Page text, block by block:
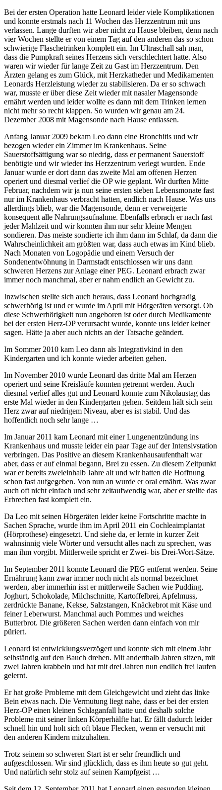
Bei der ersten Operation hatte Leonard leider viele Komplikationen
und konnte erstmals nach 11 Wochen das Herzzentrum mit uns
verlassen. Lange durften wir aber nicht zu Hause bleiben, denn nach
vier Wochen stellte er von einem Tag auf den anderen das so schon
schwierige Flaschetrinken komplett ein. Im Ultraschall sah man,
dass die Pumpkraft seines Herzens sich verschlechtert hatte. Also
waren wir wieder für lange Zeit zu Gast im Herzzentrum. Den
Ärzten gelang es zum Glück, mit Herzkatheder und Medikamenten
Leonards Herzleistung wieder zu stabilisieren. Da er so schwach
war, musste er über diese Zeit wieder mit nasaler Magensonde
ernährt werden und leider wollte es dann mit dem Trinken lernen
nicht mehr so recht klappen. So wurden wir genau am 24.
Dezember 2008 mit Magensonde nach Hause entlassen.
Anfang Januar 2009 bekam Leo dann eine Bronchitis und wir
bezogen wieder ein Zimmer im Krankenhaus. Seine
Sauerstoffsättigung war so niedrig, dass er permanent Sauerstoff
benötigte und wir wieder ins Herzzentrum verlegt wurden. Ende
Januar wurde er dort dann das zweite Mal am offenen Herzen
operiert und diesmal verlief die OP wie geplant. Wir durften Mitte
Februar, nachdem wir ja nun seine ersten sieben Lebensmonate fast
nur im Krankenhaus verbracht hatten, endlich nach Hause. Was uns
allerdings blieb, war die Magensonde, denn er verweigerte
konsequent alle Nahrungsaufnahme. Ebenfalls erbrach er nach fast
jeder Mahlzeit und wir konnten ihm nur sehr kleine Mengen
sondieren. Das meiste sondierte ich ihm dann im Schlaf, da dann die
Wahrscheinlichkeit am größten war, dass auch etwas im Kind blieb.
Nach Monaten von Logopädie und einem Versuch der
Sondenentwöhnung in Darmstadt entschlossen wir uns dann
schweren Herzens zur Anlage einer PEG. Leonard erbrach zwar
immer noch manchmal, aber er nahm endlich an Gewicht zu.
Inzwischen stellte sich auch heraus, dass Leonard hochgradig
schwerhörig ist und er wurde im April mit Hörgeräten versorgt. Ob
diese Schwerhörigkeit nun angeboren ist oder durch Medikamente
bei der ersten Herz-OP verursacht wurde, konnte uns leider keiner
sagen. Hätte ja aber auch nichts an der Tatsache geändert.
Im Sommer 2010 kam Leo dann als Integrativkind in den
Kindergarten und ich konnte wieder arbeiten gehen.
Im November 2010 wurde Leonard das dritte Mal am Herzen
operiert und seine Kreisläufe konnten getrennt werden. Auch
diesmal verlief alles gut und Leonard konnte zum Nikolaustag das
erste Mal wieder in den Kindergarten gehen. Seitdem hält sich sein
Herz zwar auf niedrigem Niveau, aber es ist stabil. Und das
hoffentlich noch sehr lange …
Im Januar 2011 kam Leonard mit einer Lungenentzündung ins
Krankenhaus und musste leider ein paar Tage auf der Intensivstation
verbringen. Das Positive an diesem Krankenhausaufenthalt war
aber, dass er auf einmal begann, Brei zu essen. Zu diesem Zeitpunkt
war er bereits zweieinhalb Jahre alt und wir hatten die Hoffnung
schon fast aufgegeben. Von nun an wurde er oral ernährt. Was zwar
auch oft nicht einfach und sehr zeitaufwendig war, aber er stellte das
Erbrechen fast komplett ein.
Da Leo mit seinen Hörgeräten leider keine Fortschritte machte in
Sachen Sprache, wurde ihm im April 2011 ein Cochleaimplantat
(Hörprothese) eingesetzt. Und siehe da, er lernte in kurzer Zeit
wahnsinnig viele Wörter und versucht alles nach zu sprechen, was
man ihm vorgibt. Mittlerweile spricht er Zwei- bis Drei-Wort-Sätze.
Im September 2011 konnte Leonard die PEG entfernt werden. Seine
Ernährung kann zwar immer noch nicht als normal bezeichnet
werden, aber immerhin isst er mittlerweile Sachen wie Pudding,
Joghurt, Schokolade, Milchschnitte, Kartoffelbrei, Apfelmuss,
zerdrückte Banane, Kekse, Salzstangen, Knäckebrot mit Käse und
feiner Leberwurst. Manchmal auch Pommes und weiches
Butterbrot. Die größeren Sachen werden dann einfach von mir
püriert.
Leonard ist entwicklungsverzögert und konnte sich mit einem Jahr
selbständig auf den Bauch drehen. Mit anderthalb Jahren sitzen, mit
zwei Jahren krabbeln und hat mit drei Jahren nun endlich frei laufen
gelernt.
Er hat große Probleme mit dem Gleichgewicht und zieht das linke
Bein etwas nach. Die Vermutung liegt nahe, dass er bei der ersten
Herz-OP einen kleinen Schlaganfall hatte und deshalb solche
Probleme mit seiner linken Körperhälfte hat. Er fällt dadurch leider
schnell hin und holt sich oft blaue Flecken, wenn er versucht mit
den anderen Kindern mitzuhalten.
Trotz seinem so schweren Start ist er sehr freundlich und
aufgeschlossen. Wir sind glücklich, dass es ihm heute so gut geht.
Und natürlich sehr stolz auf seinen Kampfgeist …